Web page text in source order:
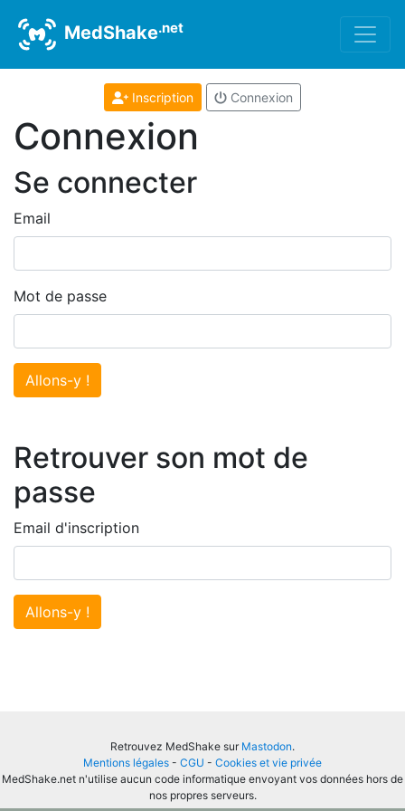
MedShake.net
Inscription Connexion
Connexion
Se connecter
Email
Mot de passe
Allons-y !
Retrouver son mot de
passe
Email d'inscription
Allons-y !
Retrouvez MedShake sur Mastodon.
Mentions légales - CGU - Cookies et vie privée
MedShake.net n'utilise aucun code informatique envoyant vos données hors de
nos propres serveurs.